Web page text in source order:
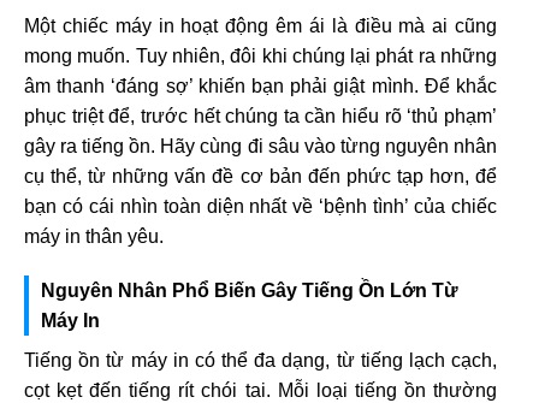
Một chiếc máy in hoạt động êm ái là điều mà ai cũng
mong muốn. Tuy nhiên, đôi khi chúng lại phát ra những
âm thanh ‘đáng sợ’ khiến bạn phải giật mình. Để khắc
phục triệt để, trước hết chúng ta cần hiểu rõ ‘thủ phạm’
gây ra tiếng ồn. Hãy cùng đi sâu vào từng nguyên nhân
cụ thể, từ những vấn đề cơ bản đến phức tạp hơn, để
bạn có cái nhìn toàn diện nhất về ‘bệnh tình’ của chiếc
máy in thân yêu.
Nguyên Nhân Phổ Biến Gây Tiếng Ồn Lớn Từ
Máy In
Tiếng ồn từ máy in có thể đa dạng, từ tiếng lạch cạch,
cọt kẹt đến tiếng rít chói tai. Mỗi loại tiếng ồn thường